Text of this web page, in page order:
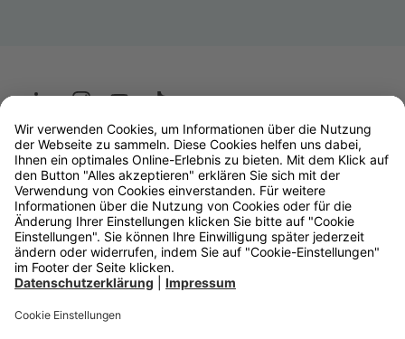
Wüstenrot
W&W Gruppe
OLB Bank
Makler
Impressum
Datenschutz
Rechtliche Hinweise